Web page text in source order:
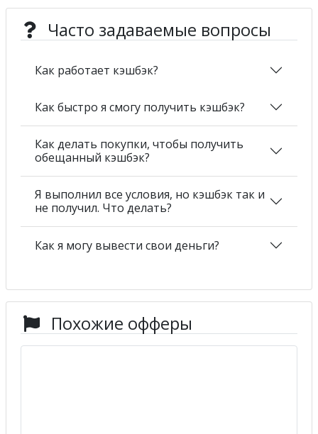
Часто задаваемые вопросы
Как работает кэшбэк?
Как быстро я смогу получить кэшбэк?
Как делать покупки, чтобы получить
обещанный кэшбэк?
Я выполнил все условия, но кэшбэк так и
не получил. Что делать?
Как я могу вывести свои деньги?
Похожие офферы